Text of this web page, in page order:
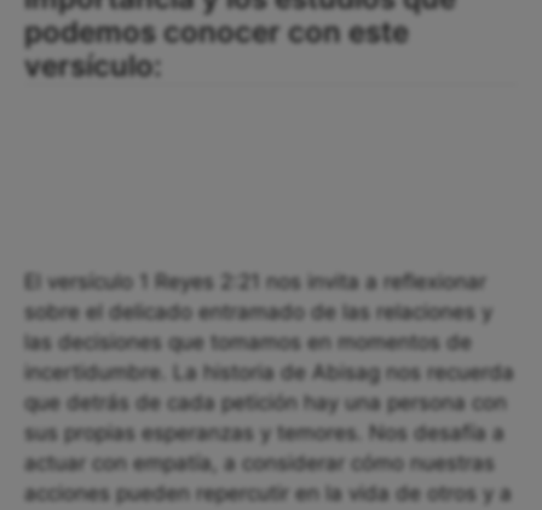
podemos conocer con este
versículo:
El versículo 1 Reyes 2:21 nos invita a reflexionar
sobre el delicado entramado de las relaciones y
las decisiones que tomamos en momentos de
incertidumbre. La historia de Abisag nos recuerda
que detrás de cada petición hay una persona con
sus propias esperanzas y temores. Nos desafía a
actuar con empatía, a considerar cómo nuestras
acciones pueden repercutir en la vida de otros y a